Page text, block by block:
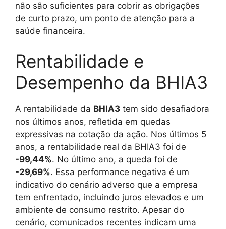
não são suficientes para cobrir as obrigações
de curto prazo, um ponto de atenção para a
saúde financeira.
Rentabilidade e
Desempenho da BHIA3
A rentabilidade da BHIA3 tem sido desafiadora
nos últimos anos, refletida em quedas
expressivas na cotação da ação. Nos últimos 5
anos, a rentabilidade real da BHIA3 foi de
-99,44%. No último ano, a queda foi de
-29,69%. Essa performance negativa é um
indicativo do cenário adverso que a empresa
tem enfrentado, incluindo juros elevados e um
ambiente de consumo restrito. Apesar do
cenário, comunicados recentes indicam uma